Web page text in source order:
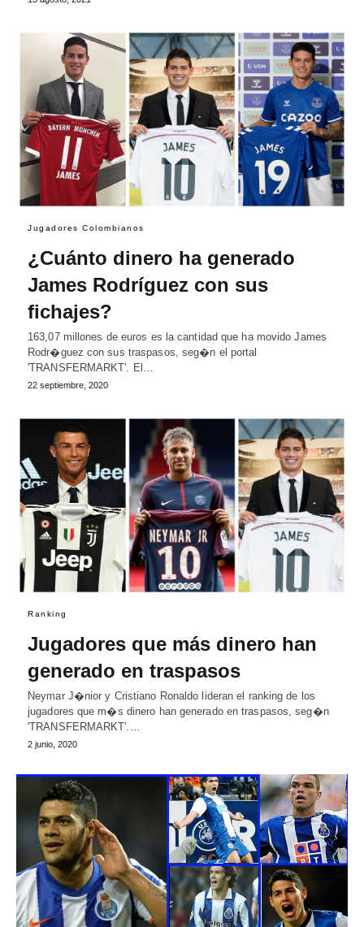
Jugadores Colombianos
¿Cuánto dinero ha generado
James Rodríguez con sus
fichajes?
163,07 millones de euros es la cantidad que ha movido James
Rodr�guez con sus traspasos, seg�n el portal
'TRANSFERMARKT'. El…
22 septiembre, 2020
Ranking
Jugadores que más dinero han
generado en traspasos
Neymar J�nior y Cristiano Ronaldo lideran el ranking de los
jugadores que m�s dinero han generado en traspasos, seg�n
'TRANSFERMARKT'.…
2 junio, 2020